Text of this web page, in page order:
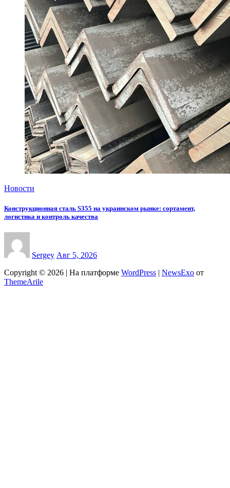
Новости
Конструкционная сталь S355 на украинском рынке: сортамент,
логистика и контроль качества
Sergey Авг 5, 2026
Copyright © 2026 | На платформе WordPress NewsExo от
ThemeArile